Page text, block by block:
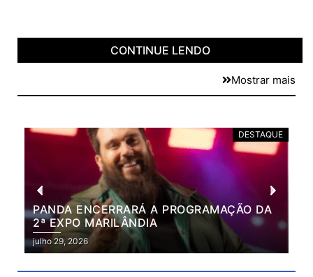
CONTINUE LENDO
Mostrar mais
DESTAQUE
PANDA ENCERRARÁ A PROGRAMAÇÃO DA
2ª EXPO MARILÂNDIA
julho 29, 2026